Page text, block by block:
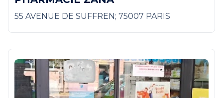
55 AVENUE DE SUFFREN; 75007 PARIS